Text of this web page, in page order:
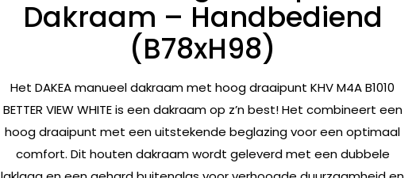
Dakraam – Handbediend
(B78xH98)
Het DAKEA manueel dakraam met hoog draaipunt KHV M4A B1010
BETTER VIEW WHITE is een dakraam op z’n best! Het combineert een
hoog draaipunt met een uitstekende beglazing voor een optimaal
comfort. Dit houten dakraam wordt geleverd met een dubbele